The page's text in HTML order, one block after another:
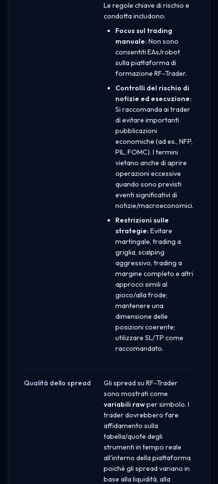
Le regole chiave di rischio e
condotta includono:
Focus sul trading
manuale: Non sono
consentiti EAs/robot
sulla piattaforma di
formazione RF-Trader.
Controlli del rischio di
notizie ed esecuzione:
Si raccomanda ai trader
di evitare importanti
pubblicazioni
economiche (ad es., NFP,
PIL, FOMC). I termini
vietano anche di aprire
operazioni eccessive
quando sono previsti
eventi significativi di
notizie/macroeconomici.
Restrizioni sulle
strategie: Evitare
martingale, trading a
griglia, scalping
aggressivo, trading a
margine completo e altri
approcci simili al
gioco/alla frode;
mantenere una
dimensione delle
posizioni coerente;
utilizzare SL/TP come
raccomandato.
Qualità dello spread
Gli spread su RF-Trader
sono mostrati come
variabili rawper simbolo. I
trader dovrebbero fare
affidamento sulla
tabella/quote degli
strumenti in tempo reale
all'interno della piattaforma
poiché gli spread variano in
base alla liquidità, alla